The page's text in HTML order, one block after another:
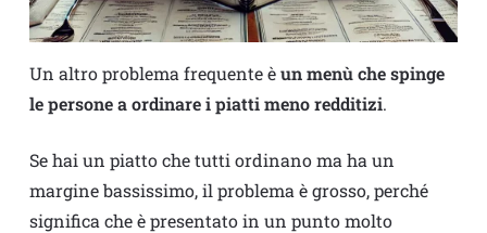
Un altro problema frequente èun menù che spinge
le persone a ordinare i piatti meno redditizi.
Se hai un piatto che tutti ordinano ma ha un
margine bassissimo, il problema è grosso, perché
significa che è presentato in un punto molto